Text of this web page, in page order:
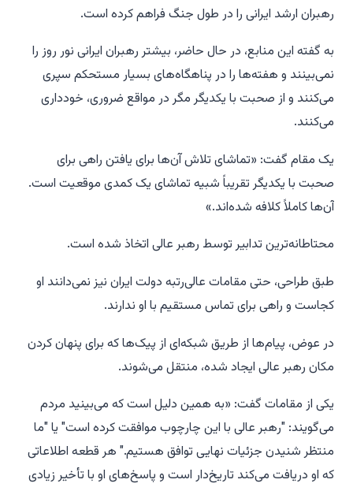
رهبران ارشد ایرانی را در طول جنگ فراهم کرده است.
به گفته این منابع، در حال حاضر، بیشتر رهبران ایرانی نور روز را
نمی‌بینند و هفته‌ها را در پناهگاه‌های بسیار مستحکم سپری
می‌کنند و از صحبت با یکدیگر مگر در مواقع ضروری، خودداری
می‌کنند.
یک مقام گفت: «تماشای تلاش آن‌ها برای یافتن راهی برای
صحبت با یکدیگر تقریباً شبیه تماشای یک کمدی موقعیت است.
آن‌ها کاملاً کلافه شده‌اند.»
محتاطانه‌ترین تدابیر توسط رهبر عالی اتخاذ شده است.
طبق طراحی، حتی مقامات عالی‌رتبه دولت ایران نیز نمی‌دانند او
کجاست و راهی برای تماس مستقیم با او ندارند.
در عوض، پیام‌ها از طریق شبکه‌ای از پیک‌ها که برای پنهان کردن
مکان رهبر عالی ایجاد شده، منتقل می‌شوند.
یکی از مقامات گفت: «به همین دلیل است که می‌بینید مردم
می‌گویند: "رهبر عالی با این چارچوب موافقت کرده است" یا "ما
منتظر شنیدن جزئیات نهایی توافق هستیم." هر قطعه اطلاعاتی
که او دریافت می‌کند تاریخ‌دار است و پاسخ‌های او با تأخیر زیادی